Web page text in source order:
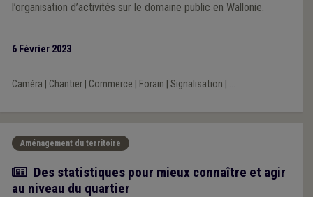
l’organisation d’activités sur le domaine public en Wallonie.
6 Février 2023
Caméra Chantier| Commerce Forain Signalisation ...
Aménagement du territoire
Article
Des statistiques pour mieux connaître et agir
au niveau du quartier